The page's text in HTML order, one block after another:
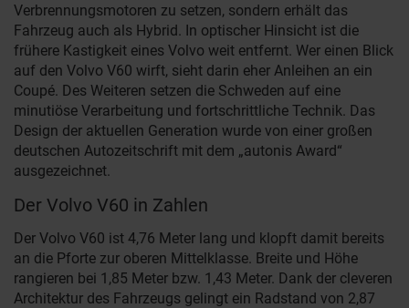
Verbrennungsmotoren zu setzen, sondern erhält das
Fahrzeug auch als Hybrid. In optischer Hinsicht ist die
frühere Kastigkeit eines Volvo weit entfernt. Wer einen Blick
auf den Volvo V60 wirft, sieht darin eher Anleihen an ein
Coupé. Des Weiteren setzen die Schweden auf eine
minutiöse Verarbeitung und fortschrittliche Technik. Das
Design der aktuellen Generation wurde von einer großen
deutschen Autozeitschrift mit dem „autonis Award“
ausgezeichnet.
Der Volvo V60 in Zahlen
Der Volvo V60 ist 4,76 Meter lang und klopft damit bereits
an die Pforte zur oberen Mittelklasse. Breite und Höhe
rangieren bei 1,85 Meter bzw. 1,43 Meter. Dank der cleveren
Architektur des Fahrzeugs gelingt ein Radstand von 2,87